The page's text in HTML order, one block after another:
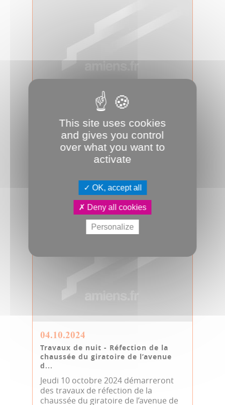
Travaux de modernisation des
lanternes d'éclairage public - ZAC
Paul...
Mercredi 9 octobre débuteront des
travaux de modernisation des
Communiqué Éclairage public
04.10.2024
Travaux de nuit - Réfection de la
chaussée du giratoire de l’avenue
d...
Jeudi 10 octobre 2024 démarreront
des travaux de réfection de la
chaussée du giratoire de l’avenue de
This site uses cookies
and gives you control
over what you want to
activate
OK, accept all
Deny all cookies
Personalize